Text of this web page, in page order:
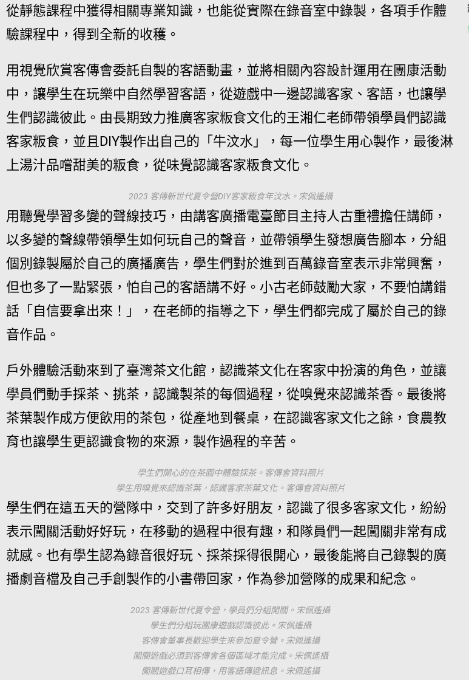
從靜態課程中獲得相關專業知識，也能從實際在錄音室中錄製，各項手作體
驗課程中，得到全新的收穫。
用視覺欣賞客傳會委託自製的客語動畫，並將相關內容設計運用在團康活動
中，讓學生在玩樂中自然學習客語，從遊戲中一邊認識客家、客語，也讓學
生們認識彼此。由長期致力推廣客家粄食文化的王湘仁老師帶領學員們認識
客家粄食，並且DIY製作出自己的「牛汶水」，每一位學生用心製作，最後淋
上湯汁品嚐甜美的粄食，從味覺認識客家粄食文化。
2023 客傳新世代夏令營DIY客家粄食年汶水。宋佩遙攝
用聽覺學習多變的聲線技巧，由講客廣播電臺節目主持人古重禮擔任講師，
以多變的聲線帶領學生如何玩自己的聲音，並帶領學生發想廣告腳本，分組
個別錄製屬於自己的廣播廣告，學生們對於進到百萬錄音室表示非常興奮，
但也多了一點緊張，怕自己的客語講不好。小古老師鼓勵大家，不要怕講錯
話「自信要拿出來！」，在老師的指導之下，學生們都完成了屬於自己的錄
音作品。
戶外體驗活動來到了臺灣茶文化館，認識茶文化在客家中扮演的角色，並讓
學員們動手採茶、挑茶，認識製茶的每個過程，從嗅覺來認識茶香。最後將
茶葉製作成方便飲用的茶包，從產地到餐桌，在認識客家文化之餘，食農教
育也讓學生更認識食物的來源，製作過程的辛苦。
學生們開心的在茶園中體驗採茶。客傳會資料照片
學生用嗅覺來認識茶葉，認識客家茶葉文化。客傳會資料照片
學生們在這五天的營隊中，交到了許多好朋友，認識了很多客家文化，紛紛
表示闖關活動好好玩，在移動的過程中很有趣，和隊員們一起闖關非常有成
就感。也有學生認為錄音很好玩、採茶採得很開心，最後能將自己錄製的廣
播劇音檔及自己手創製作的小書帶回家，作為參加營隊的成果和紀念。
2023 客傳新世代夏令營，學員們分組闖關。宋佩遙攝
學生們分組玩團康遊戲認識彼此。宋佩遙攝
客傳會董事長歡迎學生來參加夏令營。宋佩遙攝
闖關遊戲必須到客傳會各個區域才能完成。宋佩遙攝
闖關遊戲口耳相傳，用客語傳遞訊息。宋佩遙攝